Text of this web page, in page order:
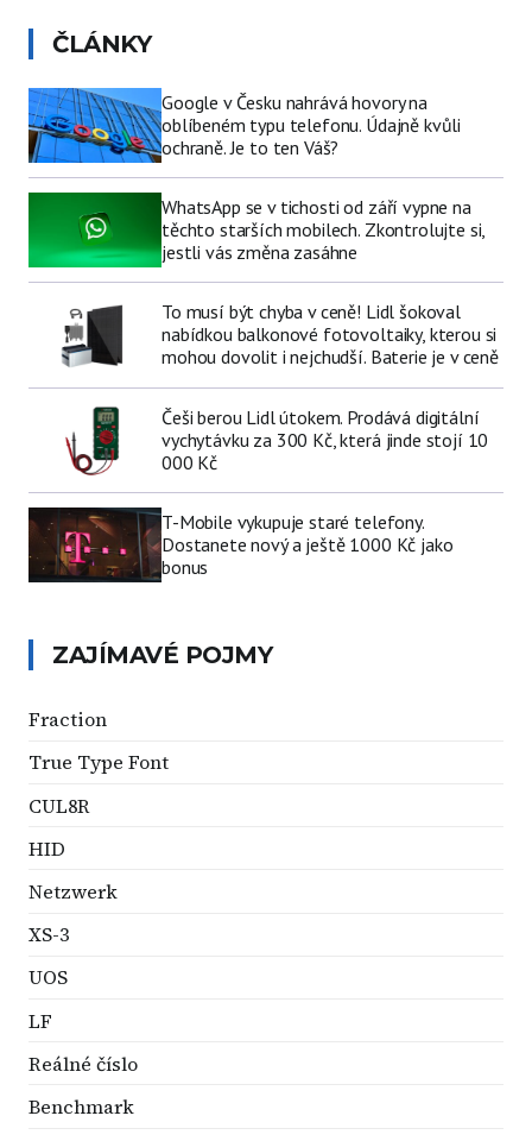
ČLÁNKY
Google v Česku nahrává hovory na
oblíbeném typu telefonu. Údajně kvůli
ochraně. Je to ten Váš?
WhatsApp se v tichosti od září vypne na
těchto starších mobilech. Zkontrolujte si,
jestli vás změna zasáhne
To musí být chyba v ceně! Lidl šokoval
nabídkou balkonové fotovoltaiky, kterou si
mohou dovolit i nejchudší. Baterie je v ceně
Češi berou Lidl útokem. Prodává digitální
vychytávku za 300 Kč, která jinde stojí 10
000 Kč
T-Mobile vykupuje staré telefony.
Dostanete nový a ještě 1000 Kč jako
bonus
ZAJÍMAVÉ POJMY
Fraction
True Type Font
CUL8R
HID
Netzwerk
XS-3
UOS
LF
Reálné číslo
Benchmark